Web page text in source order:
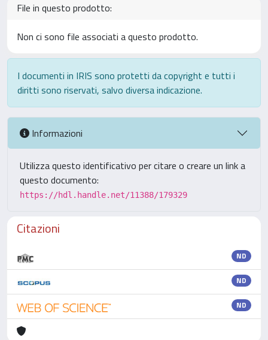
File in questo prodotto:
Non ci sono file associati a questo prodotto.
I documenti in IRIS sono protetti da copyright e tutti i
diritti sono riservati, salvo diversa indicazione.
Informazioni
Utilizza questo identificativo per citare o creare un link a
questo documento:
https://hdl.handle.net/11388/179329
Citazioni
ND
ND
ND